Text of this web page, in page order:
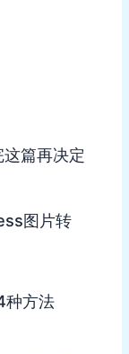
篇再决定
图片转
种方法